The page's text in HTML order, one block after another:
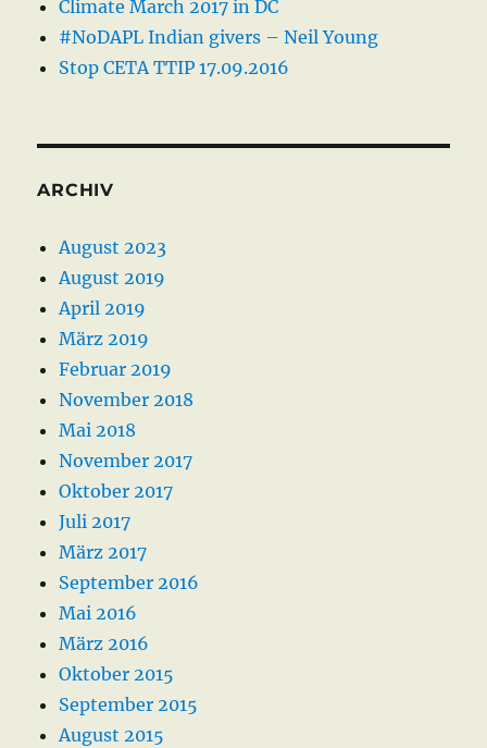
Climate March 2017 in DC
#NoDAPL Indian givers – Neil Young
Stop CETA TTIP 17.09.2016
ARCHIV
August 2023
August 2019
April 2019
März 2019
Februar 2019
November 2018
Mai 2018
November 2017
Oktober 2017
Juli 2017
März 2017
September 2016
Mai 2016
März 2016
Oktober 2015
September 2015
August 2015